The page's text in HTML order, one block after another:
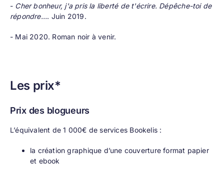
- Cher bonheur, j'a pris la liberté de t'écrire. Dépêche-toi de
répondre.... Juin 2019.
- Mai 2020. Roman noir à venir.
Les prix*
Prix des blogueurs
L’équivalent de 1 000€ de services Bookelis :
la création graphique d’une couverture format papier
et ebook